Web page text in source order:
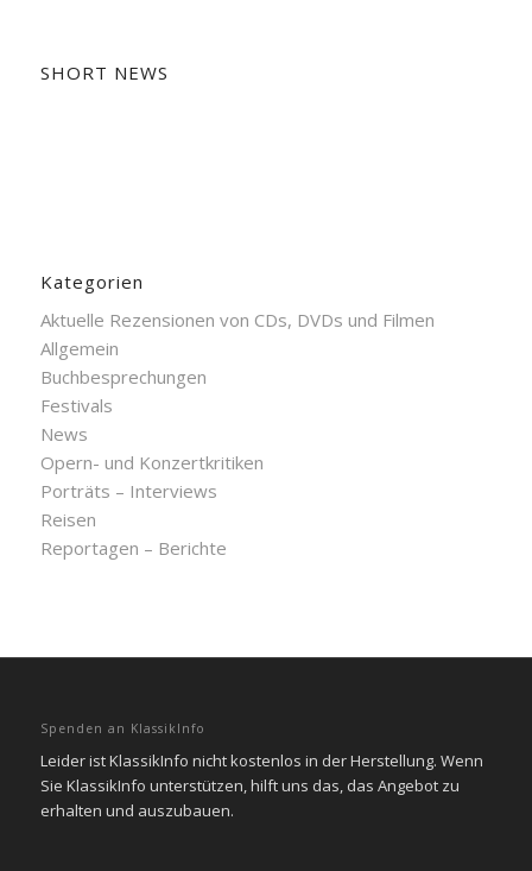
SHORT NEWS
Kategorien
Aktuelle Rezensionen von CDs, DVDs und Filmen
Allgemein
Buchbesprechungen
Festivals
News
Opern- und Konzertkritiken
Porträts – Interviews
Reisen
Reportagen – Berichte
Spenden an KlassikInfo
Leider ist KlassikInfo nicht kostenlos in der Herstellung. Wenn
Sie KlassikInfo unterstützen, hilft uns das, das Angebot zu
erhalten und auszubauen.